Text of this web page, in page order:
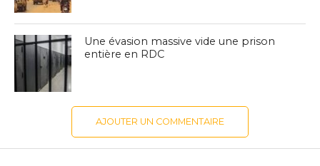
Une évasion massive vide une prison
entière en RDC
AJOUTER UN COMMENTAIRE